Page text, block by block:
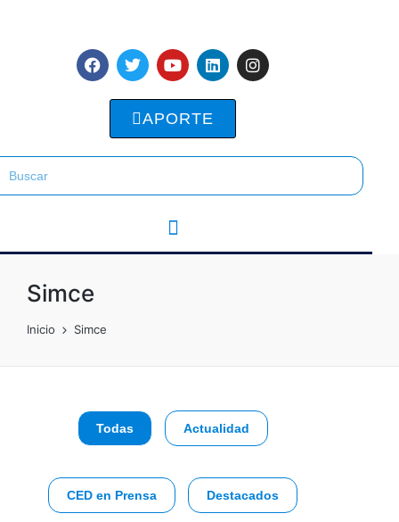
APORTE
Simce
Inicio Simce
Todas Actualidad
CED en Prensa Destacados